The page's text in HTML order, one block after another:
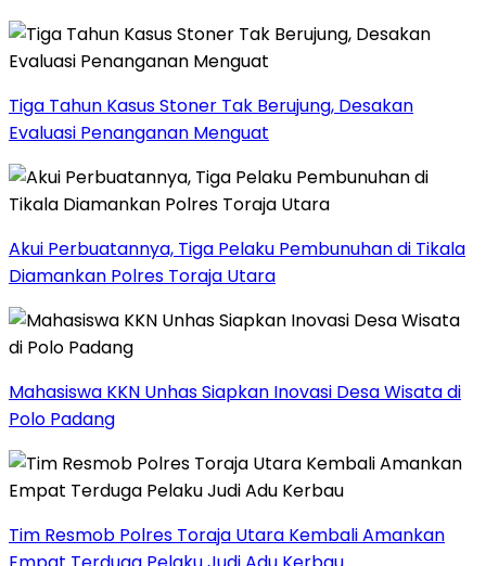
Tiga Tahun Kasus Stoner Tak Berujung, Desakan
Evaluasi Penanganan Menguat
Akui Perbuatannya, Tiga Pelaku Pembunuhan di Tikala
Diamankan Polres Toraja Utara
Mahasiswa KKN Unhas Siapkan Inovasi Desa Wisata di
Polo Padang
Tim Resmob Polres Toraja Utara Kembali Amankan